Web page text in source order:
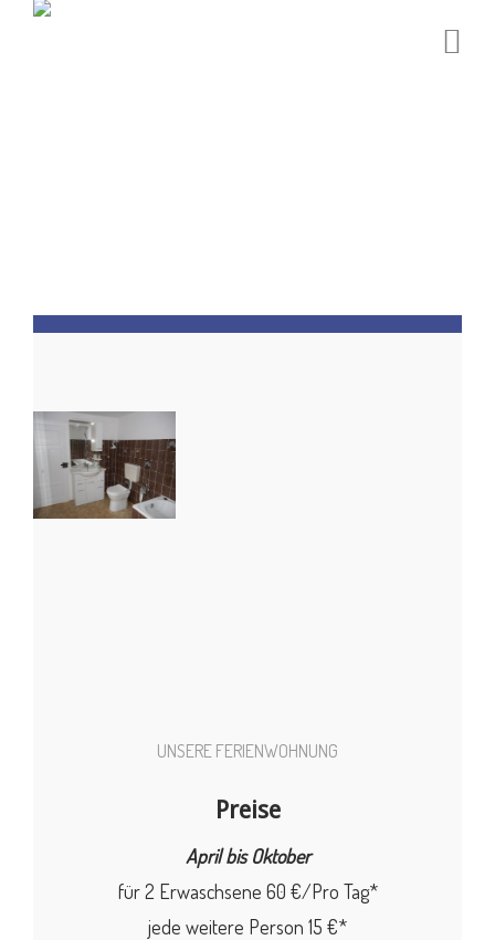
UNSERE FERIENWOHNUNG
Preise
April bis Oktober
für 2 Erwaschsene 60 €/Pro Tag*
jede weitere Person 15 €*